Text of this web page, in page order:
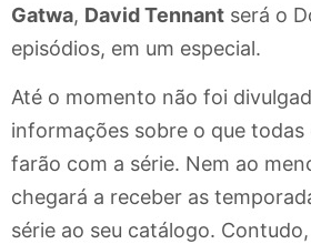
Gatwa, David Tennant será o
episódios, em um especial.
Até o momento não foi
informações sobre o que todas
farão com a série. Nem ao
chegará a receber as
série ao seu catálogo.